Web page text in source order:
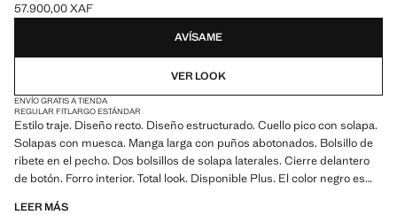
Precio actual [57.900,00 XAF ]
57.900,00 XAF
AVÍSAME
VER LOOK
ENVÍO GRATIS A TIENDA
REGULAR FITLARGO ESTÁNDAR
Estilo traje. Diseño recto. Diseño estructurado. Cuello pico con solapa.
Solapas con muesca. Manga larga con puños abotonados. Bolsillo de
ribete en el pecho. Dos bolsillos de solapa laterales. Cierre delantero
de botón. Forro interior. Total look. Disponible Plus. El color negro es
LEER MÁS